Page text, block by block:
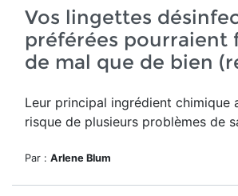
Vos lingettes
préférées pourraient
de mal que de bien
Leur principal ingrédient chimique
risque de plusieurs problèmes de
Par : Arlene Blum